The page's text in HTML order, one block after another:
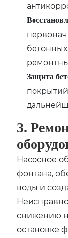
Защита
3.
Насосное
фонтана,
воды и
снижению
остановке